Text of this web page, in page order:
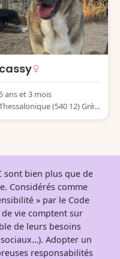
cassy
5 ans et 3 mois
(540 12) Grèc
sont bien plus que de
Considérés comme
» par le Code
vie comptent sur
de leurs besoins
Adopter un
responsabilités